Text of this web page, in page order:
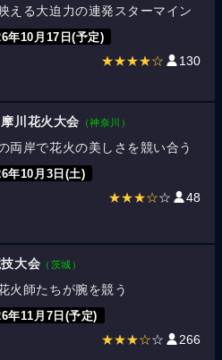
える大迫力の連発スターマイン
年10月17日(予定)
★★★★☆ 130
川花火大会 （神奈川）
両岸で花火の美しさを競い合う
年10月3日(土)
★★★☆☆ 48
大会 （茨城）
火師たちが腕を競う
年11月7日(予定)
★★★☆☆ 266